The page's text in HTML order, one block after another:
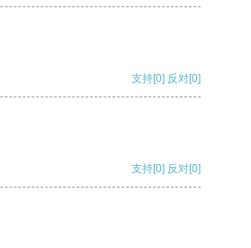
支持[0] 反对[0]
支持[0] 反对[0]